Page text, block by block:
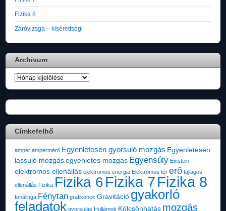
Fizika 8
Záróvizsga – kisérettségi
Archívum
Archívum
Címkefelhő
amper ampermérő Egyenletesen gyorsuló mozgás Egyenletesen
lassuló mozgás egyenletes mozgás Egyensúly Einstein
elektromos ellenállás elektromos energia Elektromos tér erő fajlagos
ellenállás Fizika Fizika 6Fizika 7Fizika 8
fonálinga Fénytan grafikonok Gravitáció gyakorló
feladatok gyorsulás Hullámok Kölcsönhatás mozgás